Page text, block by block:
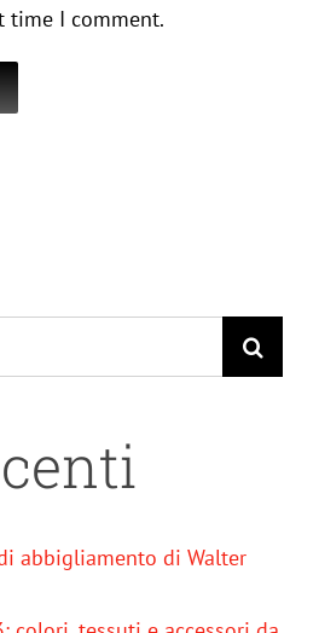
time I comment.
abbigliamento di Walter